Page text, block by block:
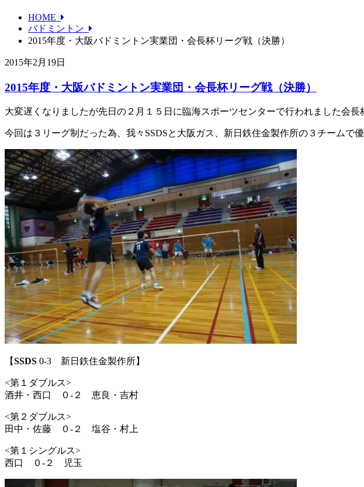
HOME
バドミントン
2015年度・大阪バドミントン実業団・会長杯リーグ戦（決勝）
2015年2月19日
2015年度・大阪バドミントン実業団・会長杯リーグ戦（決勝）
大変遅くなりましたが先日の２月１５日に臨海スポーツセンターで行われました会長
今回は３リーグ制だった為、我々SSDSと大阪ガス、新日鉄住金製作所の３チームで優
【SSDS 0-3 新日鉄住金製作所】
<第１ダブルス>
酒井・西口 ０-２ 恵良・吉村
<第２ダブルス>
田中・佐藤 ０-２ 塩谷・村上
<第１シングルス>
西口 ０-２ 児玉